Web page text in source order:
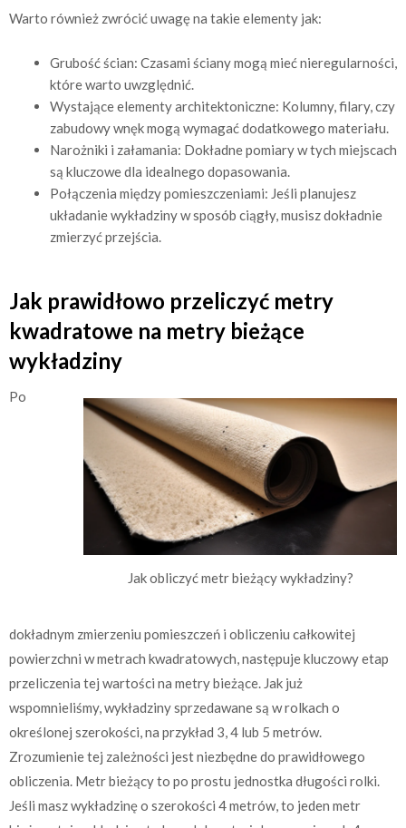
Warto również zwrócić uwagę na takie elementy jak:
Grubość ścian: Czasami ściany mogą mieć nieregularności,
które warto uwzględnić.
Wystające elementy architektoniczne: Kolumny, filary, czy
zabudowy wnęk mogą wymagać dodatkowego materiału.
Narożniki i załamania: Dokładne pomiary w tych miejscach
są kluczowe dla idealnego dopasowania.
Połączenia między pomieszczeniami: Jeśli planujesz
układanie wykładziny w sposób ciągły, musisz dokładnie
zmierzyć przejścia.
Jak prawidłowo przeliczyć metry
kwadratowe na metry bieżące
wykładziny
Jak obliczyć metr bieżący wykładziny?
Po
dokładnym zmierzeniu pomieszczeń i obliczeniu całkowitej
powierzchni w metrach kwadratowych, następuje kluczowy etap
przeliczenia tej wartości na metry bieżące. Jak już
wspomnieliśmy, wykładziny sprzedawane są w rolkach o
określonej szerokości, na przykład 3, 4 lub 5 metrów.
Zrozumienie tej zależności jest niezbędne do prawidłowego
obliczenia. Metr bieżący to po prostu jednostka długości rolki.
Jeśli masz wykładzinę o szerokości 4 metrów, to jeden metr